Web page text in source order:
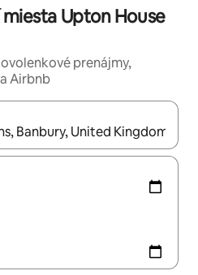
Upton House
prenájmy,
Airbnb
môžete si ich prechádzať